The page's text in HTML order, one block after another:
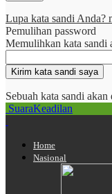
Lupa kata sandi Anda?
Pemulihan password
Memulihkan kata sandi
Sebuah kata sandi
SuaraKeadilan
Home
Nasional